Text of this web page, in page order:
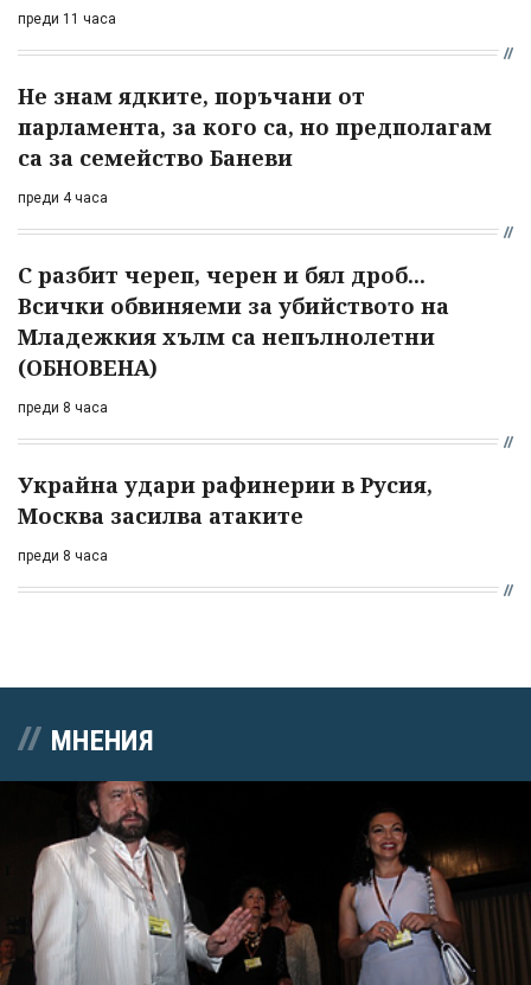
преди 11 часа
Не знам ядките, поръчани от
парламента, за кого са, но предполагам
са за семейство Баневи
преди 4 часа
С разбит череп, черен и бял дроб...
Всички обвиняеми за убийството на
Младежкия хълм са непълнолетни
(ОБНОВЕНА)
преди 8 часа
Украйна удари рафинерии в Русия,
Москва засилва атаките
преди 8 часа
МНЕНИЯ